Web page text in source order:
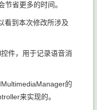
省更多的时间。
看到本次修改所涉及
件，用于记录语音消
的
来实现的。